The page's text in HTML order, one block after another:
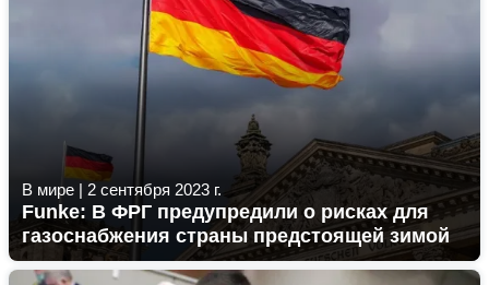
В мире | 2 сентября 2023 г.
Funke: В ФРГ предупредили о рисках для
газоснабжения страны предстоящей зимой